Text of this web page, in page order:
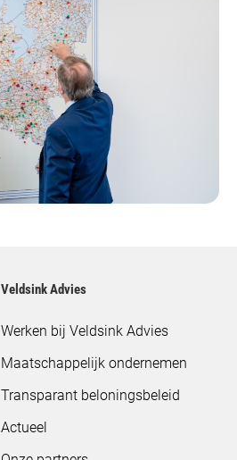
Veldsink Advies
Werken bij Veldsink Advies
Maatschappelijk ondernemen
Transparant beloningsbeleid
Actueel